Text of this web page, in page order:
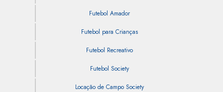
Futebol Amador
Futebol para Crianças
Futebol Recreativo
Futebol Society
Locação de Campo Society